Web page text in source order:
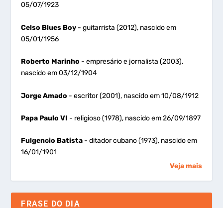
05/07/1923
Celso Blues Boy - guitarrista (2012), nascido em
05/01/1956
Roberto Marinho - empresário e jornalista (2003),
nascido em 03/12/1904
Jorge Amado - escritor (2001), nascido em 10/08/1912
Papa Paulo VI - religioso (1978), nascido em 26/09/1897
Fulgencio Batista - ditador cubano (1973), nascido em
16/01/1901
Veja mais
FRASE DO DIA